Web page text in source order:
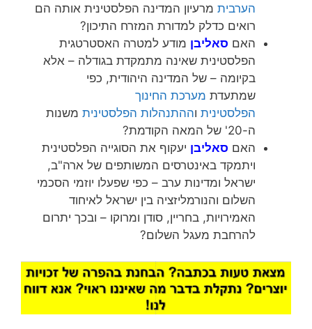
הערבית מרעיון המדינה הפלסטינית אותה הם
רואים כדלק למדורת המזרח התיכון?
האם סאליבן מודע למטרה האסטרטגית
הפלסטינית שאינה מתמקדת בגודלה – אלא
בקיומה – של המדינה היהודית, כפי
שמתעדת מערכת החינוך
הפלסטינית וההתנהלות הפלסטינית משנות
ה-20' של המאה הקודמת?
האם סאליבן יעקוף את הסוגייה הפלסטינית
ויתמקד באינטרסים המשותפים של ארה"ב,
ישראל ומדינות ערב – כפי שפעלו יוזמי הסכמי
השלום והנורמליזציה בין ישראל לאיחוד
האמירויות, בחריין, סודן ומרוקו – ובכך יתרום
להרחבת מעגל השלום?